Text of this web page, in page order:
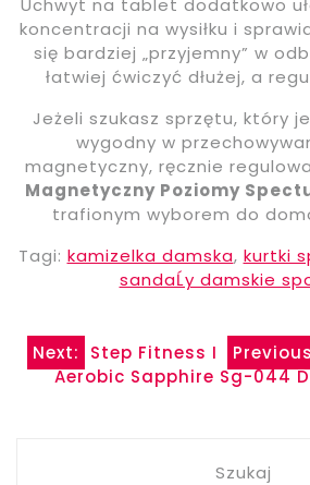
Uchwyt na tablet dodatkowo
koncentracji na wysiłku i
się bardziej „przyjemny” w
łatwiej ćwiczyć dłużej, a
Jeżeli szukasz sprzętu, który
wygodny w
magnetyczny, ręcznie
Magnetyczny Poziomy
trafionym wyborem do
Tagi: kamizelka damska, kurtki
sandaĹy damskie
Nawigacja
Next:
Step Fitness I
Aerobic Sapphire Sg-044
Szukaj